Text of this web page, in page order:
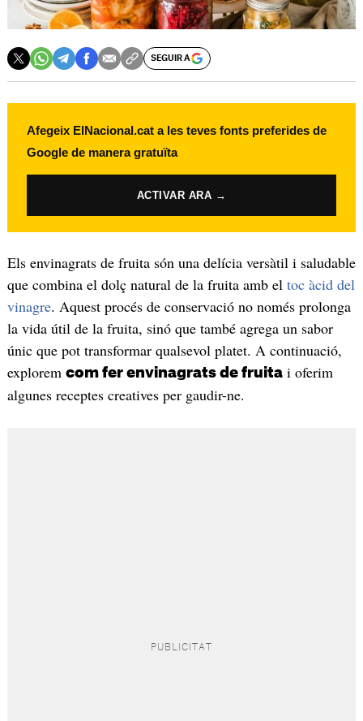
SEGUIR A
Afegeix ElNacional.cat a les teves fonts preferides de
Google de manera gratuïta
ACTIVAR ARA →
Els envinagrats de fruita són una delícia versàtil i saludable
que combina el dolç natural de la fruita amb el toc àcid del
vinagre. Aquest procés de conservació no només prolonga
la vida útil de la fruita, sinó que també agrega un sabor
únic que pot transformar qualsevol platet. A continuació,
explorem com fer envinagrats de fruitai oferim
algunes receptes creatives per gaudir-ne.